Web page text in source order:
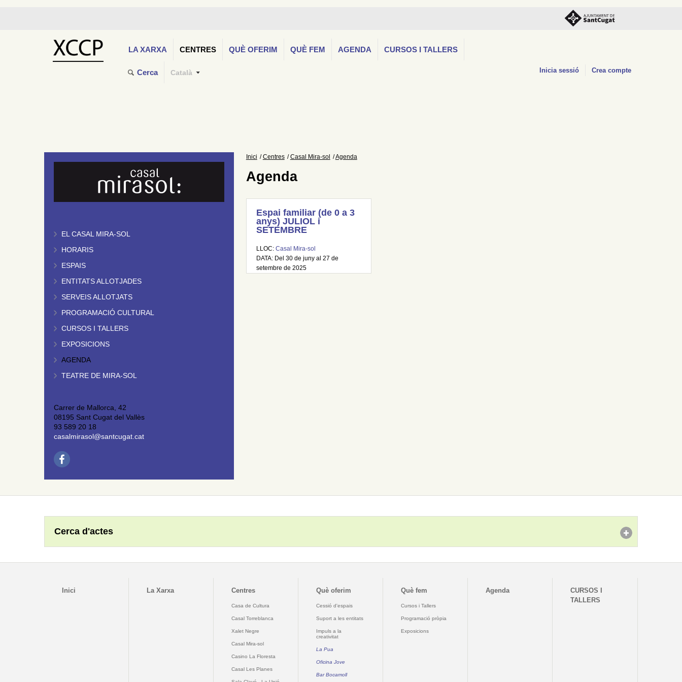
LA XARXA CENTRES QUÈ OFERIM QUÈ FEM AGENDA CURSOS I TALLERS
Cerca Català Inicia sessió Crea compte
EL CASAL MIRA-SOL
HORARIS
ESPAIS
ENTITATS ALLOTJADES
SERVEIS ALLOTJATS
PROGRAMACIÓ CULTURAL
CURSOS I TALLERS
EXPOSICIONS
AGENDA
TEATRE DE MIRA-SOL
Carrer de Mallorca, 42
08195 Sant Cugat del Vallès
93 589 20 18
casalmirasol@santcugat.cat
Inici Centres Casal Mira-sol Agenda
Agenda
Espai familiar (de 0 a 3
anys) JULIOL i
SETEMBRE
LLOC: Casal Mira-sol
DATA: Del 30 de juny al 27 de
setembre de 2025
Cerca d'actes
Inici La Xarxa Centres
Casa de Cultura
Casal Torreblanca
Xalet Negre
Casal Mira-sol
Casino La Floresta
Casal Les Planes
Què oferim
Cessió d'espais
Suport a les entitats
Impuls a la
creativitat
La Pua
Oficina Jove
Bar Bocamoll
Què fem
Cursos i Tallers
Programació pròpia
Exposicions
Agenda
CURSOS I
TALLERS